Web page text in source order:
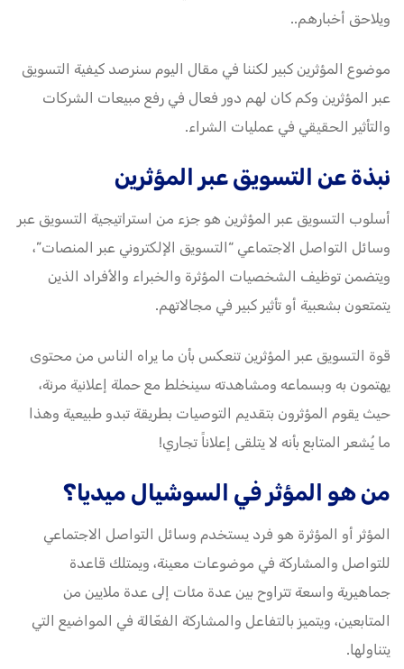
ويلاحق أخبارهم..
موضوع المؤثرين كبير لكننا في مقال اليوم سنرصد كيفية التسويق
عبر المؤثرين وكم كان لهم دور فعال في رفع مبيعات الشركات
والتأثير الحقيقي في عمليات الشراء.
نبذة عن التسويق عبر المؤثرين
أسلوب التسويق عبر المؤثرين هو جزء من استراتيجية التسويق عبر
وسائل التواصل الاجتماعي “التسويق الإلكتروني عبر المنصات”،
ويتضمن توظيف الشخصيات المؤثرة والخبراء والأفراد الذين
يتمتعون بشعبية أو تأثير كبير في مجالاتهم.
قوة التسويق عبر المؤثرين تنعكس بأن ما يراه الناس من محتوى
يهتمون به وبسماعه ومشاهدته سينخلط مع حملة إعلانية مرنة،
حيث يقوم المؤثرون بتقديم التوصيات بطريقة تبدو طبيعية وهذا
ما يُشعر المتابع بأنه لا يتلقى إعلاناً تجاري!
من هو المؤثر في السوشيال ميديا؟
المؤثر أو المؤثرة هو فرد يستخدم وسائل التواصل الاجتماعي
للتواصل والمشاركة في موضوعات معينة، ويمتلك قاعدة
جماهيرية واسعة تتراوح بين عدة مئات إلى عدة ملايين من
المتابعين، ويتميز بالتفاعل والمشاركة الفعّالة في المواضيع التي
يتناولها.